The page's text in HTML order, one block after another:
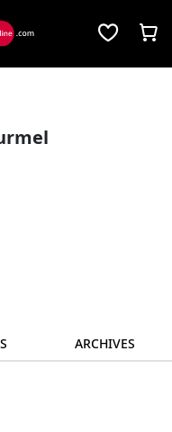
ARCHIVES